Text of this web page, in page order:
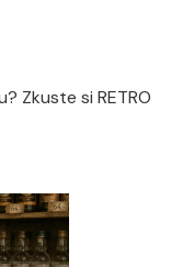
Zkuste si RETRO